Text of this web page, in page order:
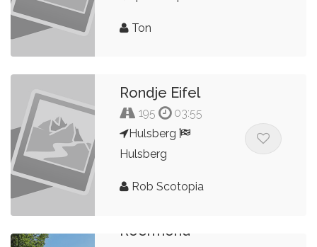
Ton
Rondje Eifel
195
03:55
Hulsberg
Hulsberg
Rob Scotopia
Roermond